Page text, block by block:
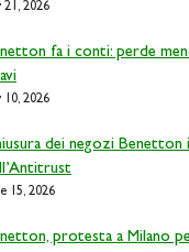
21, 2026
fa i conti: perde
10, 2026
dei negozi Benetton
15, 2026
protesta a Milano